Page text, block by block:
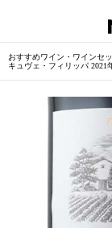
おすすめワイン・ワインセ
キュヴェ・フィリッパ